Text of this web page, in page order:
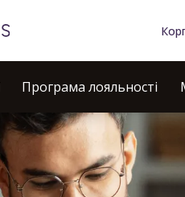
Програма лояльності